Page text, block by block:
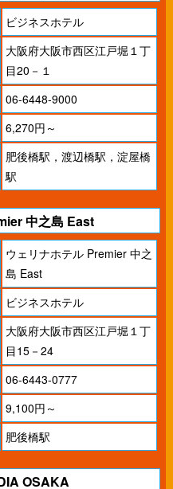
ビジネスホテル
大阪府大阪市西区江戸堀１丁
目20－１
06-6448-9000
6,270円～
肥後橋駅，渡辺橋駅，淀屋橋
駅
中之島 East
ウェリナホテル Premier 中之
島 East
ビジネスホテル
大阪府大阪市西区江戸堀１丁
目15－24
06-6443-0777
9,100円～
肥後橋駅
OSAKA